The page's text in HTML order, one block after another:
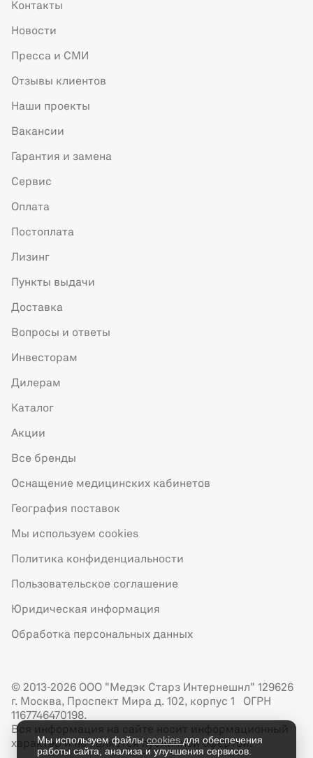
Контакты
Новости
Пресса и СМИ
Отзывы клиентов
Наши проекты
Вакансии
Гарантия и замена
Сервис
Оплата
Постоплата
Лизинг
Пункты выдачи
Доставка
Вопросы и ответы
Инвесторам
Дилерам
Каталог
Акции
Все бренды
Оснащение медицинских кабинетов
География поставок
Мы используем cookies
Политика конфиденциальности
Пользовательское соглашение
Юридическая информация
Обработка персональных данных
© 2013-2026 ООО "Медэк Старз Интернешнл" 129626
г. Москва, Проспект Мира д. 102, корпус 1 ОГРН
1167746470198.
Вся информация на сайте носит информационный
характер и не является публичной офертой.
Мы используем файлыcookies для обеспечения
работы сайта, анализа и улучшения сервисов.